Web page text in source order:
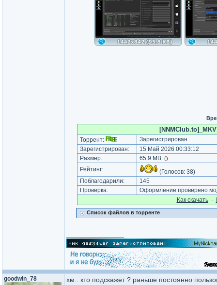
Торрент:
Зарегистрирован
Зарегистрирован:
15 Май 2026 00:33:12
Размер:
65.9 MB ()
Рейтинг: (Голосов: 38)
Поблагодарили:
145
Проверка:
Оформление проверено
Как cкачать·
Список файлов в торренте
goodwin_78
хм.. кто подскажет ? раньше постоянно